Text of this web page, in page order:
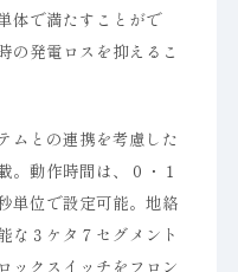
体で満たすことがで
の発電ロスを抑えるこ
ムとの連携を考慮した
。動作時間は、０・１
単位で設定可能。地絡
な３ケタ７セグメント
ックスイッチをフロン